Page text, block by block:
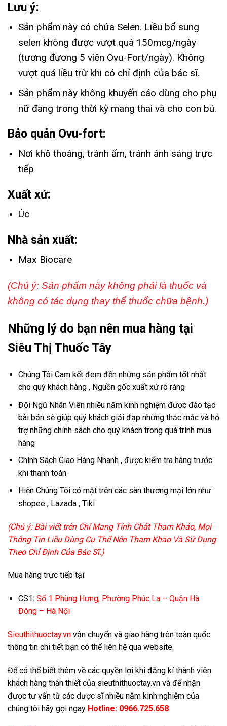
Lưu ý:
Sản phẩm này có chứa Selen. Liều bổ sung
selen không được vượt quá 150mcg/ngày
(tương đương 5 viên Ovu-Fort/ngày). Không
vượt quá liều trừ khi có chỉ định của bác sĩ.
​Sản phẩm này không khuyến cáo dùng cho phụ
nữ đang trong thời kỳ mang thai và cho con bú.
Bảo quản Ovu-fort:
Nơi khô thoáng, tránh ẩm, tránh ánh sáng trực
tiếp
Xuất xứ:
Úc
Nhà sản xuất:
Max Biocare
(Chú ý: Sản phẩm này không phải là thuốc và
không có tác dụng thay thế thuốc chữa bệnh.)
Những lý do bạn nên mua hàng tại
Siêu Thị Thuốc Tây
Chúng Tôi Cam kết đem đến những sản phẩm tốt nhất
cho quý khách hàng , Nguồn gốc xuất xứ rõ ràng
Đội Ngũ Nhân Viên nhiều năm kinh nghiệm được đào tạo
bài bản sẽ giúp quý khách giải đạp những thắc mắc và hỗ
trợ những chính sách cho quý khách trong quá trình mua
hàng
Chính Sách Giao Hàng Nhanh , được kiểm tra hàng trước
khi thanh toán
Hiện Chúng Tôi có mặt trên các sàn thương mại lớn như
shopee , Lazada , Tiki
(Chú ý: Bài viết trên Chỉ Mang Tính Chất Tham Khảo, Mọi
Thông Tin Liều Dùng Cụ Thể Nên Tham Khảo Và Sử Dụng
Theo Chỉ Định Của Bác Sĩ.)
Mua hàng trực tiếp tại:
CS1: Số 1 Phùng Hưng, Phường Phúc La – Quận Hà
Đông – Hà Nội
Sieuthithuoctay.vn vận chuyển và giao hàng trên toàn quốc
thông tin chi tiết bạn có thể liên hệ qua website.
Để có thể biết thêm về các quyền lợi khi đăng kí thành viên
khách hàng thân thiết của sieuthithuoctay.vn và để nhận
được tư vấn từ các dược sĩ nhiều năm kinh nghiệm của
chúng tôi hãy gọi ngay Hotline: 0966.725.658